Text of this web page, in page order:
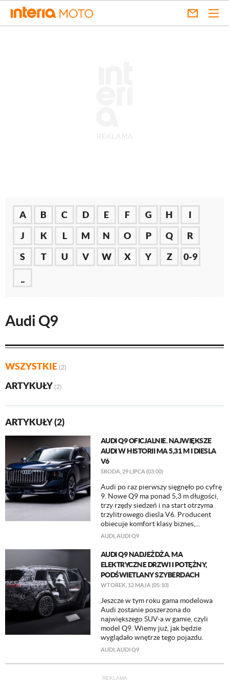
A B C D E F G H
I
J
K L M N O P Q
R
S
T U V W X Y Z
0-9
Audi Q9
WSZYSTKIE (2)
ARTYKUŁY (2)
ARTYKUŁY (2)
AUDI Q9 OFICJALNIE. NAJWIĘKSZE
AUDI W HISTORII MA 5,31 M I DIESLA
V6
ŚRODA, 29 LIPCA (03:00)
Audi po raz pierwszy sięgnęło po cyfrę
9. Nowe Q9 ma ponad 5,3 m długości,
trzy rzędy siedzeń i na start otrzyma
trzylitrowego diesla V6. Producent
obiecuje komfort klasy biznes,...
AUDI, AUDI Q9
AUDI Q9 NADJEŻDŻA. MA
ELEKTRYCZNE DRZWI I POTĘŻNY,
PODŚWIETLANY SZYBERDACH
WTOREK, 12 MAJA (05:10)
Jeszcze w tym roku gama modelowa
Audi zostanie poszerzona do
największego SUV-a w gamie, czyli
model Q9. Wiemy już, jak będzie
wyglądało wnętrze tego pojazdu.
AUDI, AUDI Q9
REKLAMA